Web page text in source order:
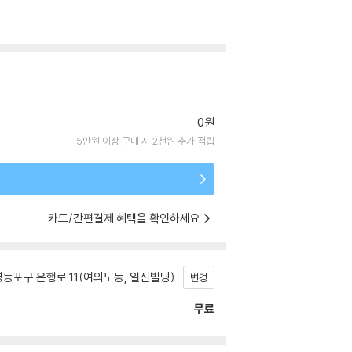
0원
5만원 이상 구매 시 2천원 추가 적립
카드/간편결제 혜택을 확인하세요
포구 은행로 11(여의도동, 일신빌딩) 변경
무료